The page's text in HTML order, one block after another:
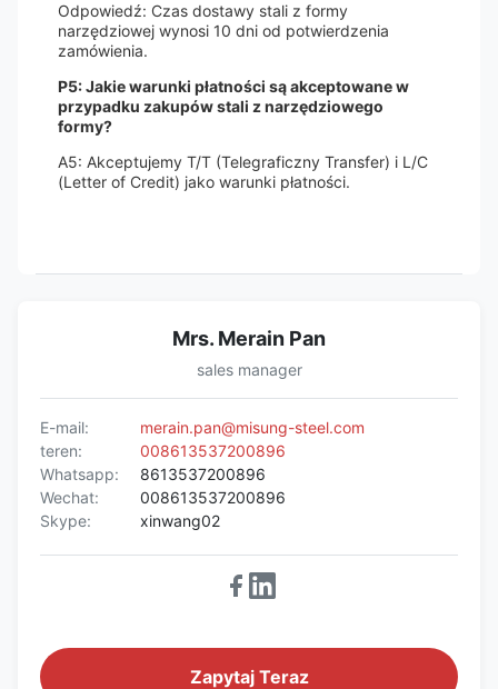
Odpowiedź: Czas dostawy stali z formy
narzędziowej wynosi 10 dni od potwierdzenia
zamówienia.
P5: Jakie warunki płatności są akceptowane w
przypadku zakupów stali z narzędziowego
formy?
A5: Akceptujemy T/T (Telegraficzny Transfer) i L/C
(Letter of Credit) jako warunki płatności.
Mrs. Merain Pan
sales manager
E-mail:
merain.pan@misung-steel.com
teren:
008613537200896
Whatsapp:
8613537200896
Wechat:
008613537200896
Skype:
xinwang02
Zapytaj Teraz